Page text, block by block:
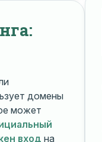
домены
может
вход на